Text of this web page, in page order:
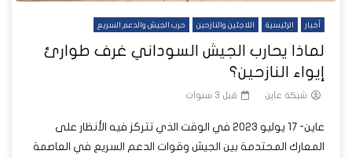
أخبار الرئيسية اللاجئين والنازحين حرب الجيش والدعم السريع
لماذا يحارب الجيش السوداني غرف طوارئ
إيواء النازحين؟
شبكة عاين قبل 3 سنوات
عاين- 17 يوليو 2023 في الوقت الذي تتركز فيه الأنظار على
المعارك المحتدمة بين الجيش وقوات الدعم السريع في العاصمة